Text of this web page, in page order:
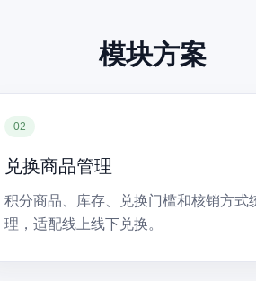
模块方案
02
兑换商品管理
积分商品、库存、兑换门槛和核销方式
理，适配线上线下兑换。